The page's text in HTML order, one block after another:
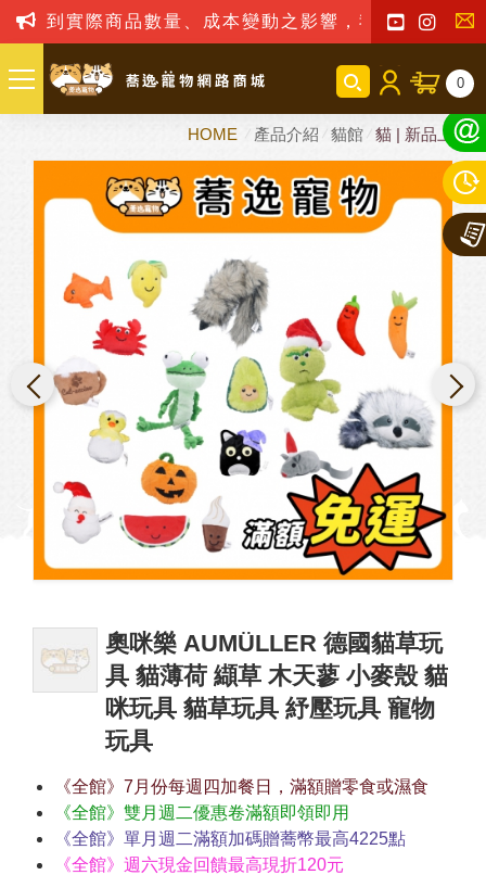
際商品數量、成本變動之影響，我司保留訂單接受與
聯
我
們
0
HOME 產品介紹 貓館 貓 | 新品上市
奧咪樂 AUMÜLLER 德國貓草玩
具 貓薄荷 纈草 木天蓼 小麥殼 貓
咪玩具 貓草玩具 紓壓玩具 寵物
玩具
《全館》7月份每週四加餐日，滿額贈零食或濕食
《全館》雙月週二優惠卷滿額即領即用
《全館》單月週二滿額加碼贈蕎幣最高4225點
《全館》週六現金回饋最高現折120元